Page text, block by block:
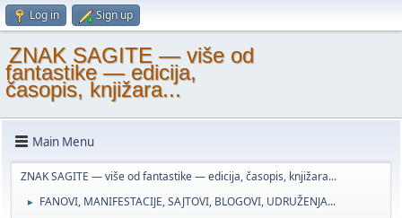
Log in Sign up
ZNAK SAGITE — više od
fantastike — edicija,
časopis, knjižara...
Main Menu
ZNAK SAGITE — više od fantastike — edicija, časopis, knjižara...
► FANOVI, MANIFESTACIJE, SAJTOVI, BLOGOVI, UDRUŽENJA...